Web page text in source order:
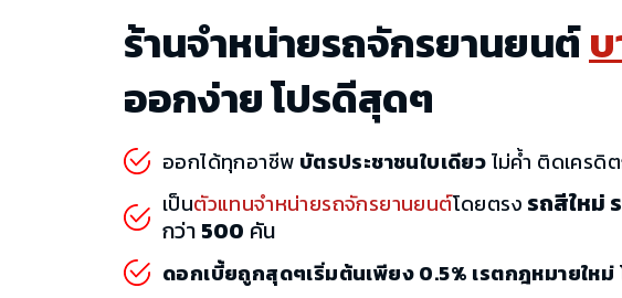
ร้านจำหน่ายรถจักรยานยนต์
ออกง่าย โปรดีสุดๆ
ออกได้ทุกอาชีพ บัตรประชาชนใบเดียวไม่ค้ำ ติดเครดิ
เป็นตัวแทนจำหน่ายรถจักรยานยนต์โดยตรง รถสีใหม่
กว่า 500 คัน
ดอกเบี้ยถูกสุดๆเริ่มต้นเพียง 0.5% เรตกฎหมายใหม่